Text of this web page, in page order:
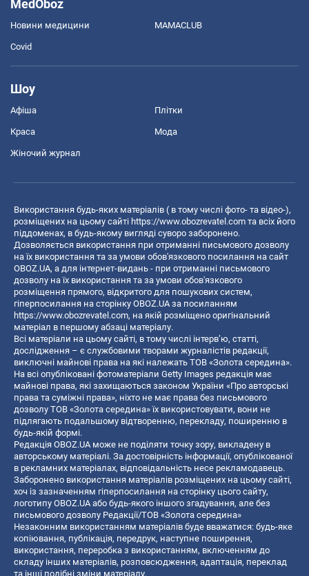
MedOboz
Новини медицини MAMACLUB
Covid
Шоу
Афіша Плітки
Краса Мода
Жіночий журнал
Використання будь-яких матеріалів ( в тому числі фото- та відео-),
розміщених на цьому сайті https://www.obozrevatel.com та всіх його
піддоменах, в будь-якому вигляді суворо заборонено.
Дозволяється використання при отриманні письмового дозволу
на їх використання та за умови обов'язкового посилання на сайт
OBOZ.UA, а для інтернет-видань - при отриманні письмового
дозволу на їх використання та за умови обов'язкового
розміщення прямого, відкритого для пошукових систем,
гіперпосилання на сторінку OBOZ.UA за посиланням
https://www.obozrevatel.com, на якій розміщено оригінальний
матеріал в першому абзаці матеріалу.
Всі матеріали на цьому сайті, в тому числі інтерв’ю, статті,
дослідження – є службовими творами журналістів редакції,
виключні майнові права на які належать ТОВ «Золота середина».
На всі опубліковані фотоматеріали Getty Images редакція має
майнові права, які захищаються законом України «Про авторські
права та суміжні права», ніхто не має права без письмового
дозволу ТОВ «Золота середина» їх використовувати, вони не
підлягають подальшому відтворенню, перекладу, поширенню в
будь-якій формі.
Редакція OBOZ.UA може не поділяти точку зору, викладену в
авторському матеріалі. За достовірність інформації, опублікованої
в рекламних матеріалах, відповідальність несе рекламодавець.
Заборонено використання матеріалів розміщених на цьому сайті,
хоч із зазначенням гіперпосилання на сторінку цього сайту,
логотипу OBOZ.UA або будь-якого іншого згадування, але без
письмового дозволу Редакції/ТОВ «Золота середина»
Незаконним використанням матеріалів буде вважатися: будь-яке
копiювання, публiкацiя, передрук, наступне поширення,
використання, переробка з використанням, включенням до
складу інших матеріалів, розповсюдження, адаптація, переклад
та інші подібні зміни матеріалу.